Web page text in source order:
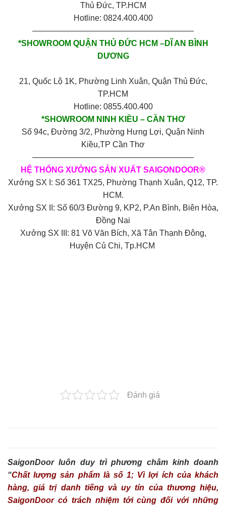
Thủ Đức, TP.HCM
Hotline: 0824.400.400
————————————————————
*SHOWROOM QUẬN THỦ ĐỨC HCM –DĨ AN BÌNH
DƯƠNG
21, Quốc Lộ 1K, Phường Linh Xuân, Quận Thủ Đức,
TP.HCM
Hotline: 0855.400.400
*SHOWROOM NINH KIỀU – CẦN THƠ
Số 94c, Đường 3/2, Phường Hưng Lợi, Quận Ninh
Kiều,TP Cần Thơ
————————————————————
HỆ THỐNG XƯỞNG SẢN XUẤT SAIGONDOOR®
Xưởng SX I: Số 361 TX25, Phường Thạnh Xuân, Q12, TP.
HCM.
Xưởng SX II: Số 60/3 Đường 9, KP2, P.An Bình, Biên Hòa,
Đồng Nai
Xưởng SX III: 81 Võ Văn Bích, Xã Tân Thạnh Đông,
Huyện Củ Chi, Tp.HCM
Đánh giá
SaigonDoor luôn duy trì phương châm kinh doanh
“Chất lượng sản phẩm là số 1; Vì lợi ích của khách
hàng, giá trị danh tiếng và uy tín của thương hiệu,
SaigonDoor có trách nhiệm tới cùng đối với những